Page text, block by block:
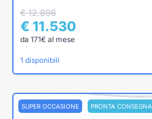
€ 12.896
€ 11.530
da 171€ al mese
1 disponibili
SUPER OCCASIONE PRONTA CONSEGNA